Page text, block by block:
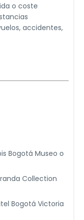
o coste
accidentes,
Bogotá Museo o
Collection
Bogotá Victoria